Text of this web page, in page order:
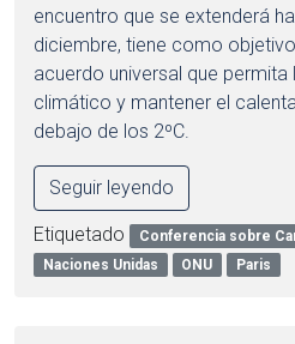
encuentro que se extenderá
diciembre, tiene como
acuerdo universal que
climático y mantener el
debajo de los 2ºC.
Seguir leyendo
Etiquetado Conferencia sobre
Naciones Unidas
ONU Paris